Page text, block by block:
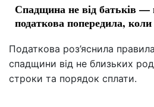
Спадщина не від батьків —
податкова попередила,
Податкова роз’яснила
спадщини від не близьких
строки та порядок сплати.